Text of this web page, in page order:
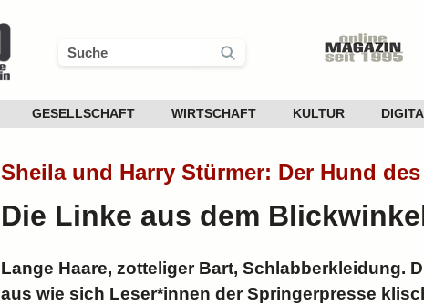
GESELLSCHAFT WIRTSCHAFT KULTUR
Sheila und Harry Stürmer: Der Hund
Die Linke aus dem
Lange Haare, zotteliger Bart, Schlabberkleidung.
aus wie sich Leser*innen der Springerpresse